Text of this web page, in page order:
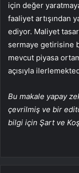
için değer
faaliyet artışından
ediyor. Maliyet
sermaye getirisine
mevcut piyasa
açısıyla
Bu makale yapay
çevrilmiş ve bir
bilgi için Şart ve